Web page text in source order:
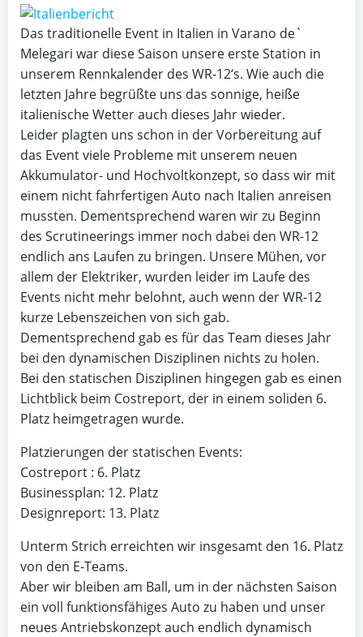
Das traditionelle Event in Italien in Varano de`
Melegari war diese Saison unsere erste Station in
unserem Rennkalender des WR-12‘s. Wie auch die
letzten Jahre begrüßte uns das sonnige, heiße
italienische Wetter auch dieses Jahr wieder.
Leider plagten uns schon in der Vorbereitung auf
das Event viele Probleme mit unserem neuen
Akkumulator- und Hochvoltkonzept, so dass wir mit
einem nicht fahrfertigen Auto nach Italien anreisen
mussten. Dementsprechend waren wir zu Beginn
des Scrutineerings immer noch dabei den WR-12
endlich ans Laufen zu bringen. Unsere Mühen, vor
allem der Elektriker, wurden leider im Laufe des
Events nicht mehr belohnt, auch wenn der WR-12
kurze Lebenszeichen von sich gab.
Dementsprechend gab es für das Team dieses Jahr
bei den dynamischen Disziplinen nichts zu holen.
Bei den statischen Disziplinen hingegen gab es einen
Lichtblick beim Costreport, der in einem soliden 6.
Platz heimgetragen wurde.
Platzierungen der statischen Events:
Costreport : 6. Platz
Businessplan: 12. Platz
Designreport: 13. Platz
Unterm Strich erreichten wir insgesamt den 16. Platz
von den E-Teams.
Aber wir bleiben am Ball, um in der nächsten Saison
ein voll funktionsfähiges Auto zu haben und unser
neues Antriebskonzept auch endlich dynamisch